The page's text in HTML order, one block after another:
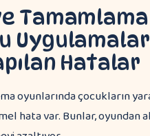
Tamamlama
Hatalar
oyunlarında çocukların
hata var. Bunlar, oyundan